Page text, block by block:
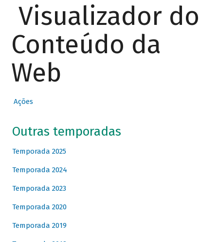
Visualizador do
Conteúdo da
Web
Ações
Outras temporadas
Temporada 2025
Temporada 2024
Temporada 2023
Temporada 2020
Temporada 2019